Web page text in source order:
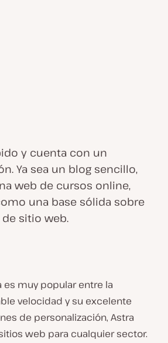
y cuenta con un
Ya sea un blog sencillo,
web de cursos online,
una base sólida sobre
sitio web.
es muy popular entre la
velocidad y su excelente
de personalización, Astra
web para cualquier sector.